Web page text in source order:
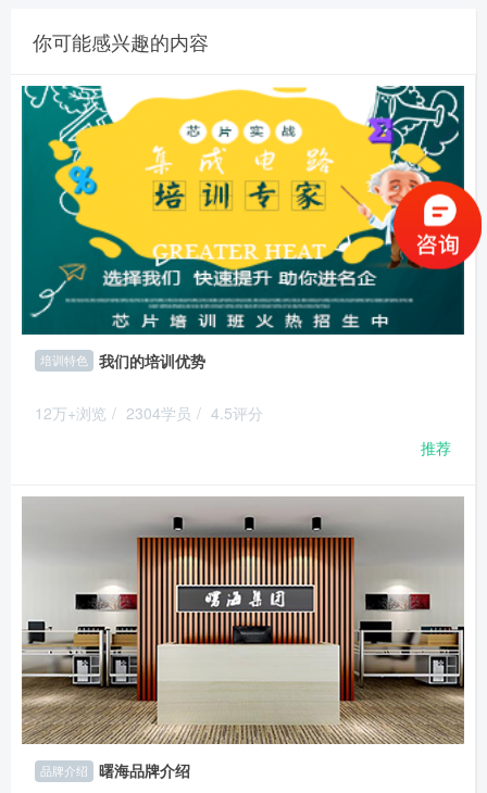
你可能感兴趣的内容
培训特色 我们的培训优势
12万+浏览 / 2304学员 / 4.5评分
推荐
品牌介绍 曙海品牌介绍